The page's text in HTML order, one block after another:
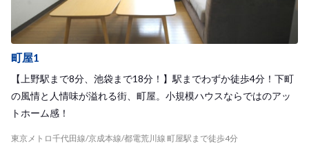
町屋1
【上野駅まで8分、池袋まで18分！】駅までわずか徒歩4分！下町
の風情と人情味が溢れる街、町屋。小規模ハウスならではのアッ
トホーム感！
東京メトロ千代田線/京成本線/都電荒川線 町屋駅まで徒歩4分